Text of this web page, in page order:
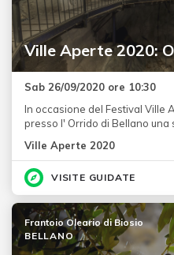
Ville Aperte 2020:
Sab 26/09/2020 ore 10:30
In occasione del Festival Ville
presso l' Orrido di Bellano una
Ville Aperte 2020
VISITE GUIDATE
Frantoio Oleario di Biosio
BELLANO